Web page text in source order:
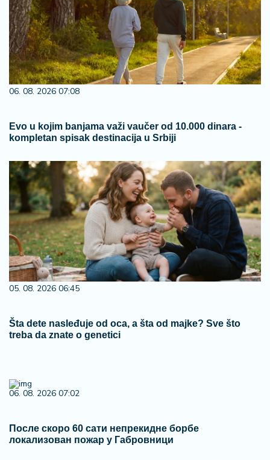
06. 08. 2026 07:08
Evo u kojim banjama važi vaučer od 10.000 dinara -
kompletan spisak destinacija u Srbiji
05. 08. 2026 06:45
Šta dete nasleđuje od oca, a šta od majke? Sve što
treba da znate o genetici
06. 08. 2026 07:02
После скоро 60 сати непрекидне борбе
локализован пожар у Габровници